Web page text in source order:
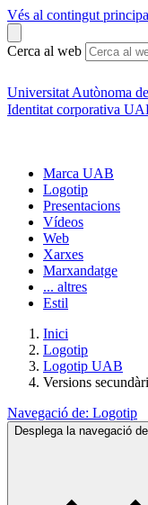
Vés al contingut
Cerca al web
Universitat Autònoma
Identitat corporativa
Marca UAB
Logotip
Presentacions
Vídeos
Web
Xarxes
Marxandatge
... altres
Estil
Inici
Logotip
Logotip UAB
Versions
Navegació de: Logotip
Desplega la navegació